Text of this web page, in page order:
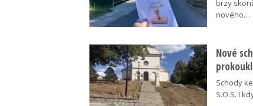
brzy
nového…
Nové
Schody
S.O.S. I